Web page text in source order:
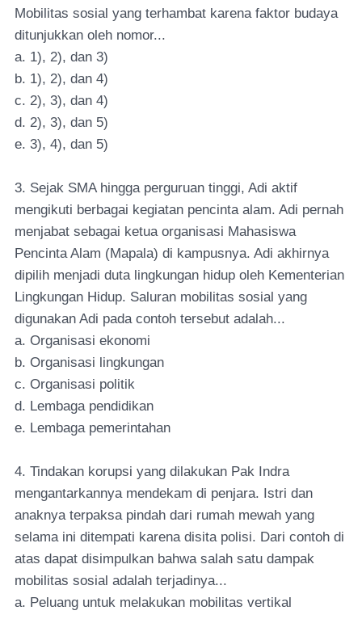
Mobilitas sosial yang terhambat karena faktor budaya
ditunjukkan oleh nomor...
a. 1), 2), dan 3)
b. 1), 2), dan 4)
c. 2), 3), dan 4)
d. 2), 3), dan 5)
e. 3), 4), dan 5)
3. Sejak SMA hingga perguruan tinggi, Adi aktif
mengikuti berbagai kegiatan pencinta alam. Adi pernah
menjabat sebagai ketua organisasi Mahasiswa
Pencinta Alam (Mapala) di kampusnya. Adi akhirnya
dipilih menjadi duta lingkungan hidup oleh Kementerian
Lingkungan Hidup. Saluran mobilitas sosial yang
digunakan Adi pada contoh tersebut adalah...
a. Organisasi ekonomi
b. Organisasi lingkungan
c. Organisasi politik
d. Lembaga pendidikan
e. Lembaga pemerintahan
4. Tindakan korupsi yang dilakukan Pak Indra
mengantarkannya mendekam di penjara. Istri dan
anaknya terpaksa pindah dari rumah mewah yang
selama ini ditempati karena disita polisi. Dari contoh di
atas dapat disimpulkan bahwa salah satu dampak
mobilitas sosial adalah terjadinya...
a. Peluang untuk melakukan mobilitas vertikal